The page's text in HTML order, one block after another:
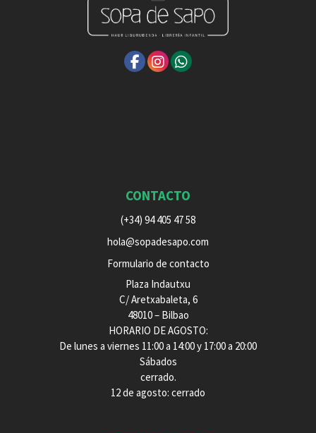
CONTACTO
(+34) 94 405 47 58
hola@sopadesapo.com
Formulario de contacto
Plaza Indautxu
C/ Aretxabaleta, 6
48010 – Bilbao
HORARIO DE AGOSTO:
De lunes a viernes 11:00 a 14:00 y 17:00 a 20:00
Sábados
cerrado.
12 de agosto: cerrado